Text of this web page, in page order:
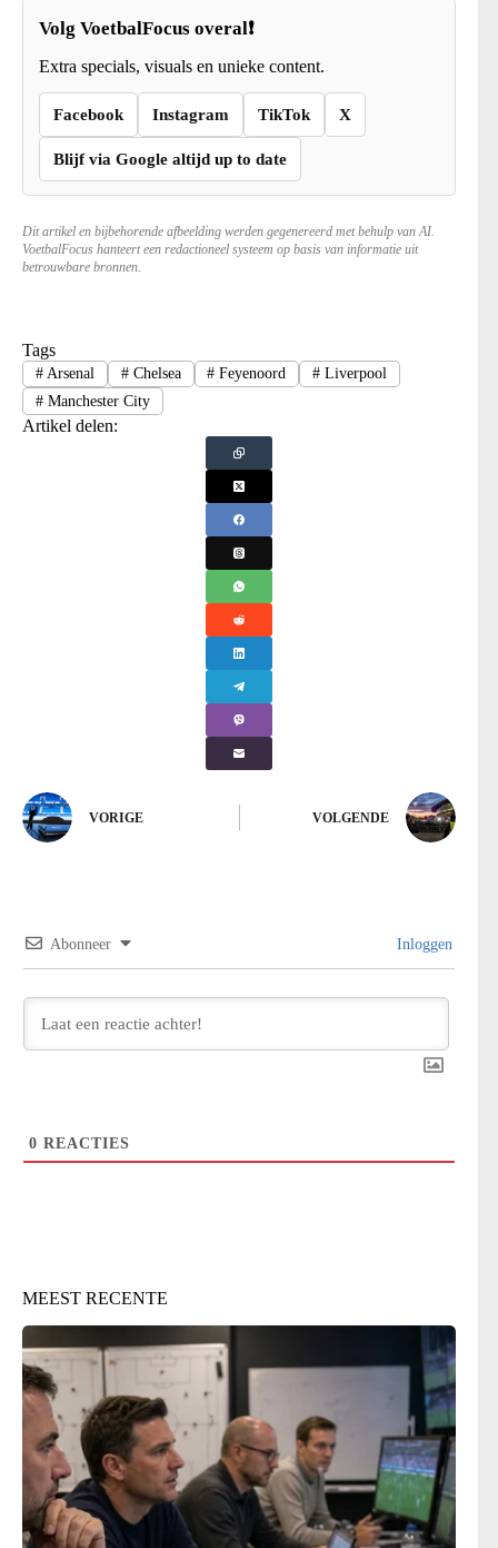
Volg VoetbalFocus overal❗
Extra specials, visuals en unieke content.
Facebook Instagram TikTok X
Blijf via Google altijd up to date
Dit artikel en bijbehorende afbeelding werden gegenereerd met behulp van AI.
VoetbalFocus hanteert een redactioneel systeem op basis van informatie uit
betrouwbare bronnen.
Tags
#Arsenal #Chelsea # Feyenoord # Liverpool
#Manchester City
Artikel delen:
VORIGE VOLGENDE
Abonneer Inloggen
0 REACTIES
MEEST RECENTE